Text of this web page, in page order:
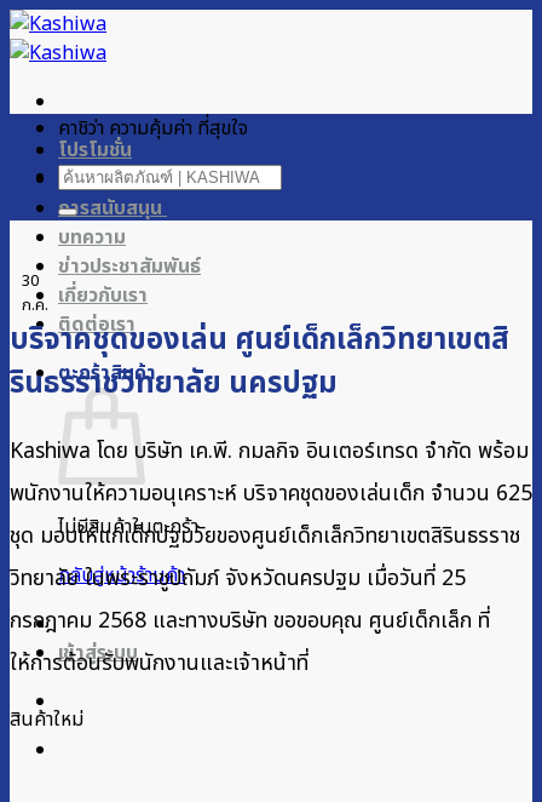
ข้าม
ไป
เนื้อหา
โปรโมชั่น
ผลิตภัณฑ์ของเรา
การสนับสนุน
บทความ
ข่าวประชาสัมพันธ์
เกี่ยวกับเรา
ติดต่อเรา
ตะกร้าสินค้า
ไม่มีสินค้าในตะกร้า
กลับสู่หน้าร้านค้า
เข้าสู่ระบบ
คาชิว่า ความคุ้มค่า ที่สุขใจ
ค้นหา:
30
ก.ค.
บริจาคชุดของเล่น ศูนย์เด็กเล็กวิทยาเขตสิ
รินธรราชวิทยาลัย นครปฐม
Kashiwa โดย บริษัท เค.พี. กมลกิจ อินเตอร์เทรด จำกัด พร้อม
พนักงานให้ความอนุเคราะห์ บริจาคชุดของเล่นเด็ก จำนวน 625
ชุด มอบให้แก่เด็กปฐมวัยของศูนย์เด็กเล็กวิทยาเขตสิรินธรราช
วิทยาลัย ในพระราชูปถัมภ์ จังหวัดนครปฐม เมื่อวันที่ 25
กรกฎาคม 2568 และทางบริษัท ขอขอบคุณ ศูนย์เด็กเล็ก ที่
ให้การต้อนรับพนักงานและเจ้าหน้าที่
สินค้าใหม่